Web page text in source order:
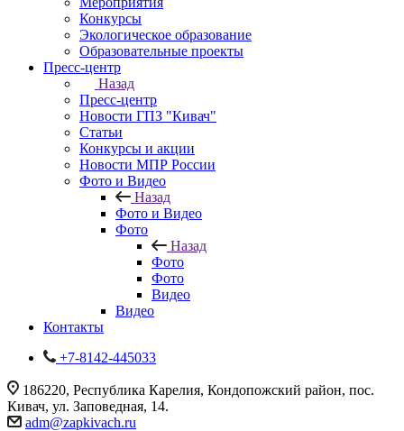
Конкурсы
Экологическое образование
Образовательные проекты
Пресс-центр
Назад
Пресс-центр
Новости ГПЗ "Кивач"
Статьи
Конкурсы и акции
Новости МПР России
Фото и Видео
Назад
Фото и Видео
Фото
Назад
Фото
Фото
Видео
Видео
Контакты
+7-8142-445033
186220, Республика Карелия, Кондопожский район, пос.
Кивач, ул. Заповедная, 14.
adm@zapkivach.ru